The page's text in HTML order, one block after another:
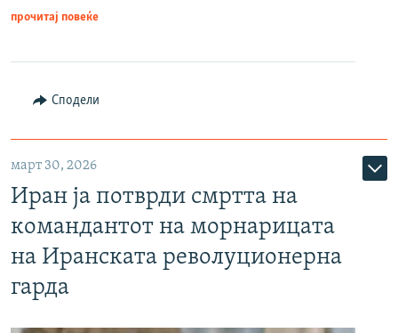
прочитај повеќе
Сподели
март 30, 2026
Иран ја потврди смртта на
командантот на морнарицата
на Иранската револуционерна
гарда